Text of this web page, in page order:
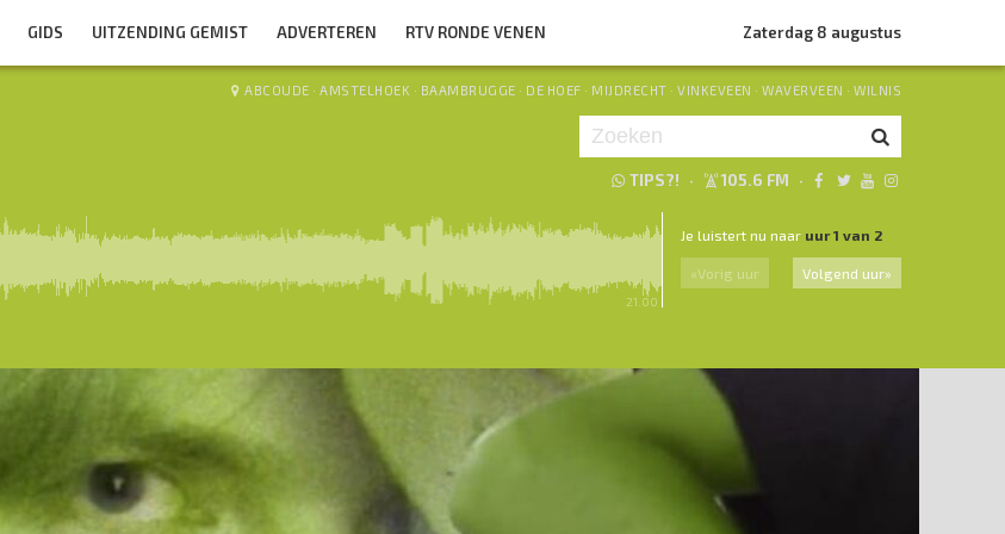
GIDS UITZENDING GEMIST ADVERTEREN RTV RONDE VENEN Zaterdag 8 augustus
ABCOUDE · AMSTELHOEK · BAAMBRUGGE · DE HOEF · MIJDRECHT · VINKEVEEN · WAVERVEEN · WILNIS
TIPS?! · 105.6 FM ·
21.00
Je luistert nu naar uur 1 van 2
«Vorig uur Volgend uur»